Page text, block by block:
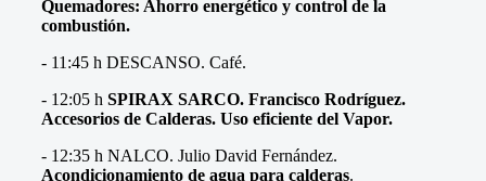
Quemadores: Ahorro energético y control de la
combustión.
- 11:45 h DESCANSO. Café.
- 12:05 h SPIRAX SARCO. Francisco Rodríguez.
Accesorios de Calderas. Uso eficiente del Vapor.
- 12:35 h NALCO. Julio David Fernández.
Acondicionamiento de agua para calderas.